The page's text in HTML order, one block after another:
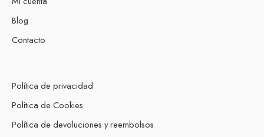
Blog
Contacto
Política de privacidad
Política de Cookies
Política de devoluciones y reembolsos